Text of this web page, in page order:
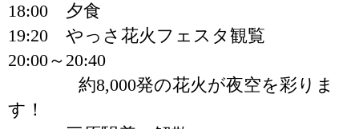
18:00 夕食
19:20 やっさ花火フェスタ観覧
20:00～20:40
約8,000発の花火が夜空を彩りま
す！